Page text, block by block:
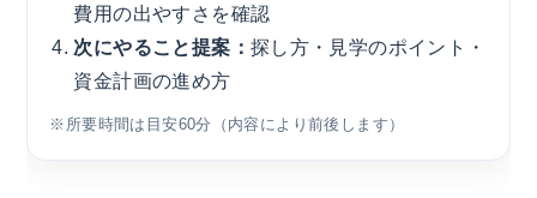
費用の出やすさを確認
次にやること提案： 探し方・見学のポイント・
資金計画の進め方
※所要時間は目安60分（内容により前後します）